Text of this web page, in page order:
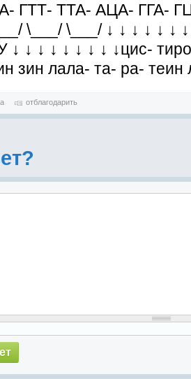
ГТТ- ТТА- АЦА- ГГА-
\___/ \___/ ↓ ↓ ↓ ↓ ↓
↓ ↓ ↓ ↓ ↓ ↓ ↓ ↓цис-
зин лала- та- ра-
отблагодарить